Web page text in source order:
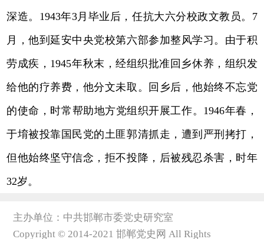
深造。1943年3月毕业后，任抗大六分校政文教员。7
月，他到延安中央党校第六部参加整风学习。由于积
劳成疾，1945年秋末，经组织批准回乡休养，组织发
给他的疗养费，他分文未取。回乡后，他始终不忘党
的使命，时常帮助地方党组织开展工作。1946年春，
于堉被投靠国民党的土匪郭清抓走，遭到严刑拷打，
但他始终坚守信念，拒不投降，后被残忍杀害，时年
32岁。
主办单位：中共邯郸市委党史研究室
Copyright © 2014-2021 邯郸党史网 All Rights